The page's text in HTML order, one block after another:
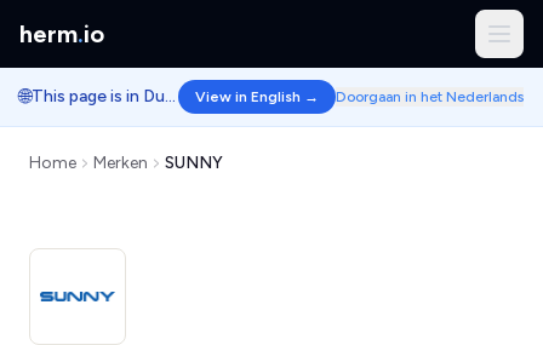
herm.io
🌐 This page is in Dutch. View in English → Doorgaan in het Nederlands
Home Merken SUNNY